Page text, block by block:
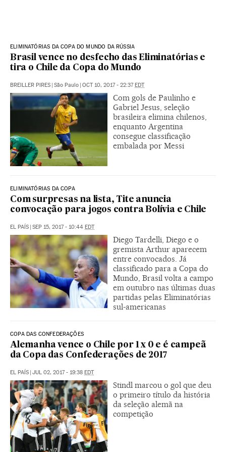
ELIMINATÓRIAS DA COPA DO MUNDO DA RÚSSIA
Brasil vence no desfecho das Eliminatórias e
tira o Chile da Copa do Mundo
BREILLER PIRES | São Paulo | OCT 10, 2017 - 22:37EDT
Com gols de Paulinho e
Gabriel Jesus, seleção
brasileira elimina chilenos,
enquanto Argentina
consegue classificação
embalada por Messi
ELIMINATÓRIAS DA COPA
Com surpresas na lista, Tite anuncia
convocação para jogos contra Bolívia e Chile
EL PAÍS | SEP 15, 2017 - 10:44 EDT
Diego Tardelli, Diego e o
gremista Arthur aparecem
entre convocados. Já
classificado para a Copa do
Mundo, Brasil volta a campo
em outubro nas últimas duas
partidas pelas Eliminatórias
sul-americanas
COPA DAS CONFEDERAÇÕES
Alemanha vence o Chile por 1 x 0 e é campeã
da Copa das Confederações de 2017
EL PAÍS | JUL 02, 2017 - 19:38 EDT
Stindl marcou o gol que deu
o primeiro título da história
da seleção alemã na
competição